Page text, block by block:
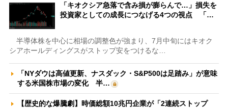
「キオクシア急落で含み損が膨らんで…」損失を
投資家としての成長につなげる4つの視点 「…
半導体株を中心に相場の調整色が強まり、7月中旬にはキオク
シアホールディングスがストップ安をつけるな…
「NYダウは高値更新、ナスダック・S&P500は足踏み」が意味
する米国株市場の変化 半…
【歴史的な爆騰劇】時価総額10兆円企業が「2連続ストップ